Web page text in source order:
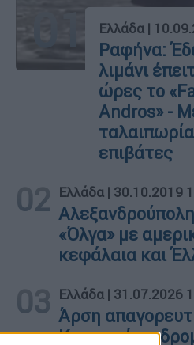
01 Ελλάδα |
Ραφήνα:
λιμάνι
ώρες το
Andros» -
επιβάτες
02 Ελλάδα | 30.10.2019
«Όλγα» με
κεφάλαια και
03 Ελλάδα | 31.07.2026
Άρση
Κανονικά τα